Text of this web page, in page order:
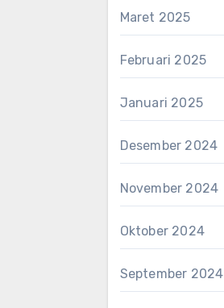
Maret 2025
Februari 2025
Januari 2025
Desember 2024
November 2024
Oktober 2024
September 2024